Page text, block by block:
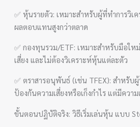
✅ หุ้นรายตัว: เหมาะสำหรับผู้ที่ทำการวิเ
ผลตอบแทนสูงกว่าตลาด
✅ กองทุนรวม/ETF: เหมาะสำหรับมือให
เสี่ยง และไม่ต้องวิเคราะห์หุ้นแต่ละตัว
✅ ตราสารอนุพันธ์ (เช่น TFEX): สำหรับ
ป้องกันความเสี่ยงหรือเก็งกำไร แต่มีความ
ขั้นตอนปฏิบัติจริง: วิธีเริ่มเล่นหุ้น แบบ